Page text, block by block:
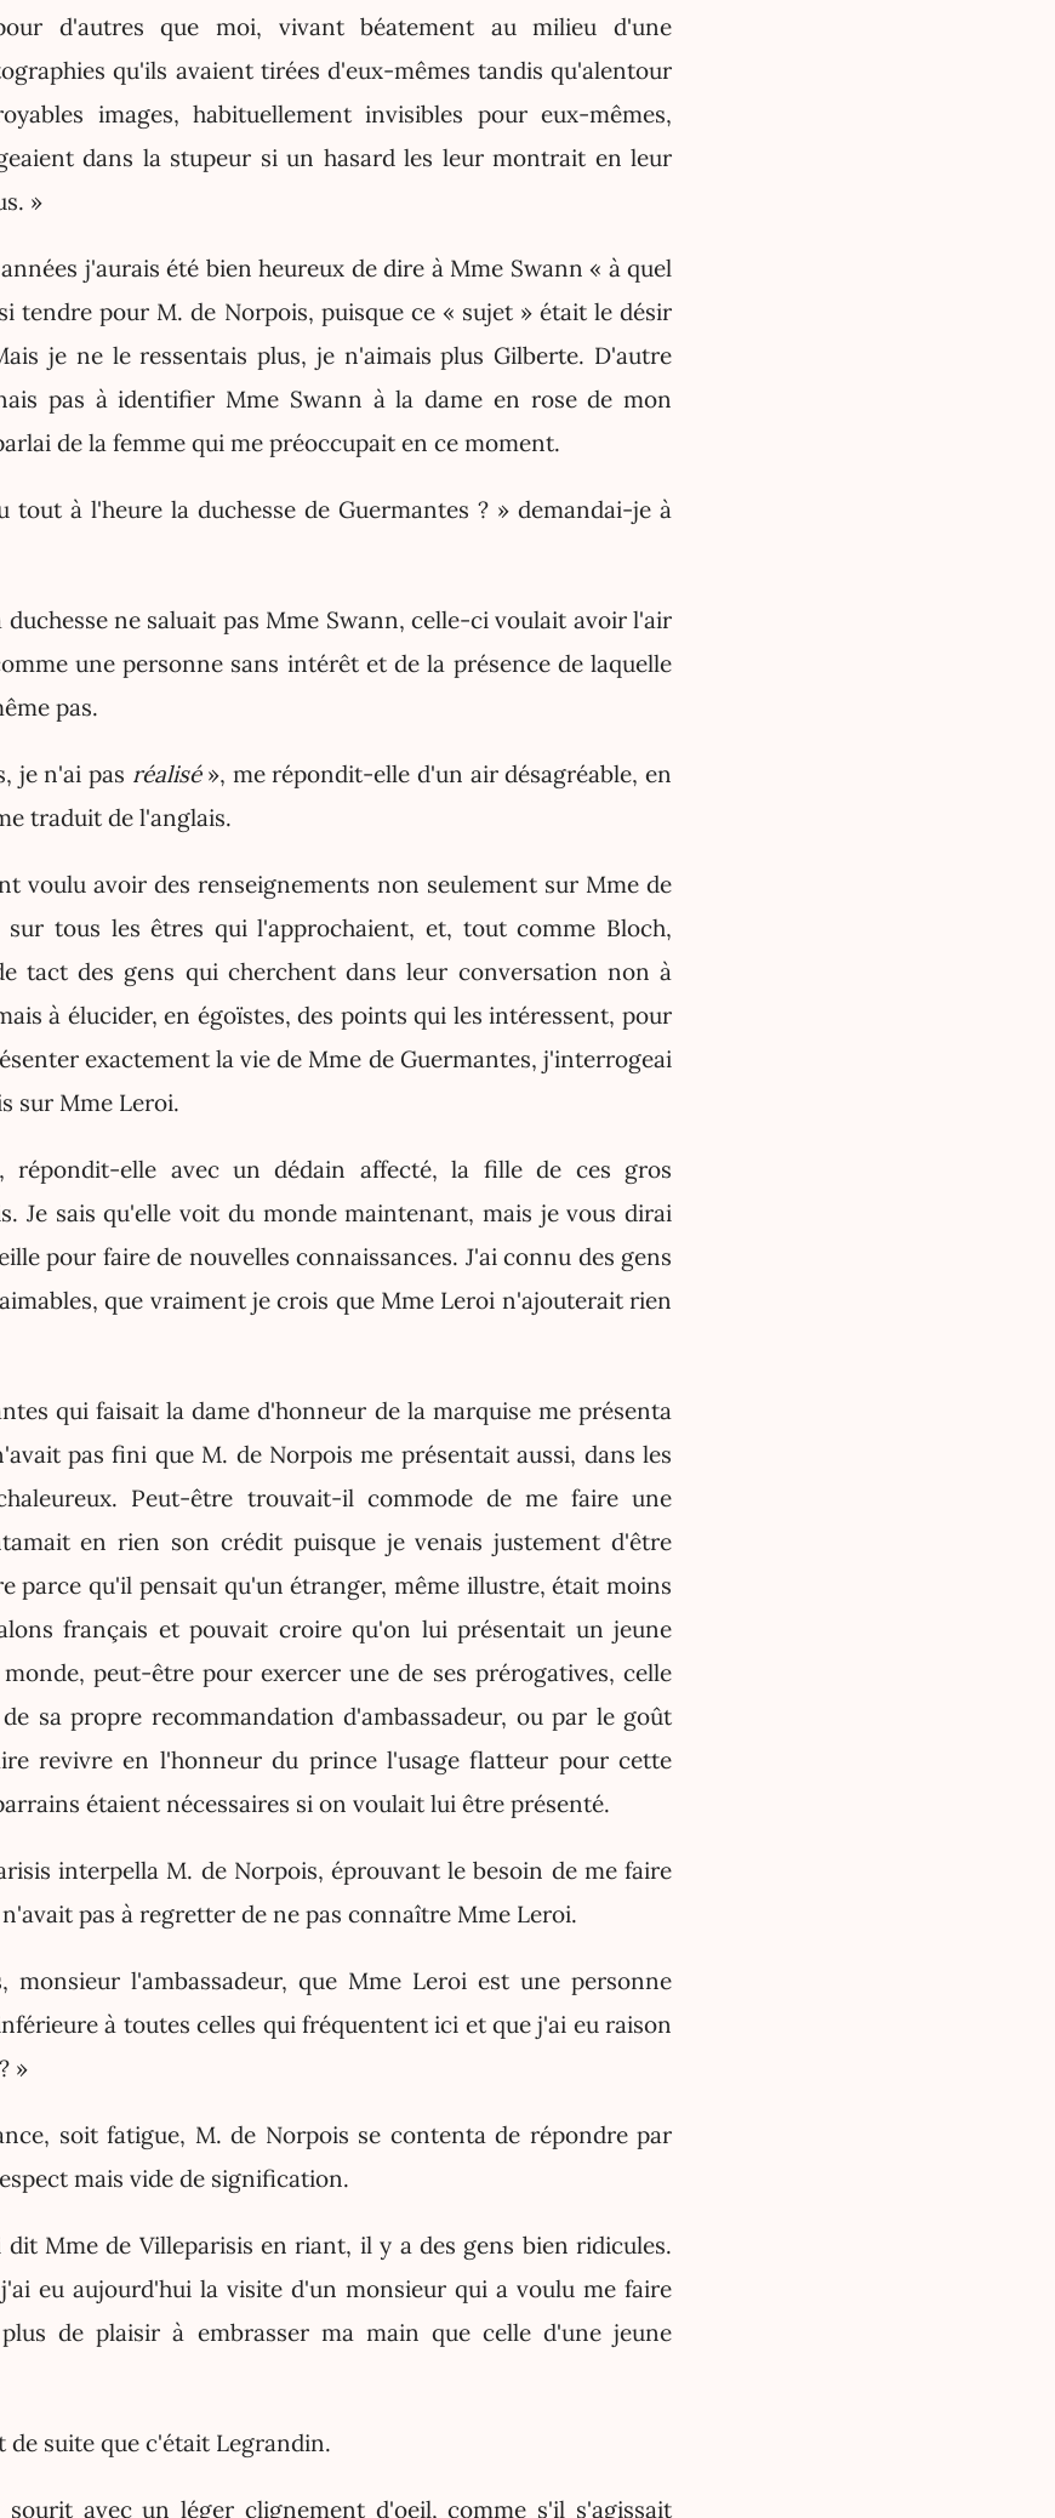
d'autres que moi, vivant béatement au milieu d'une
qu'ils avaient tirées d'eux-mêmes tandis qu'alentour
images, habituellement invisibles pour eux-mêmes,
dans la stupeur si un hasard les leur montrait en leur
»
j'aurais été bien heureux de dire à Mme Swann « à quel
tendre pour M. de Norpois, puisque ce « sujet » était le désir
je ne le ressentais plus, je n'aimais plus Gilberte. D'autre
pas à identifier Mme Swann à la dame en rose de mon
de la femme qui me préoccupait en ce moment.
tout à l'heure la duchesse de Guermantes ? » demandai-je à
duchesse ne saluait pas Mme Swann, celle-ci voulait avoir l'air
une personne sans intérêt et de la présence de laquelle
pas.
je n'ai pas réalisé», me répondit-elle d'un air désagréable, en
traduit de l'anglais.
voulu avoir des renseignements non seulement sur Mme de
sur tous les êtres qui l'approchaient, et, tout comme Bloch,
tact des gens qui cherchent dans leur conversation non à
à élucider, en égoïstes, des points qui les intéressent, pour
exactement la vie de Mme de Guermantes, j'interrogeai
sur Mme Leroi.
répondit-elle avec un dédain affecté, la fille de ces gros
Je sais qu'elle voit du monde maintenant, mais je vous dirai
pour faire de nouvelles connaissances. J'ai connu des gens
que vraiment je crois que Mme Leroi n'ajouterait rien
qui faisait la dame d'honneur de la marquise me présenta
pas fini que M. de Norpois me présentait aussi, dans les
Peut-être trouvait-il commode de me faire une
en rien son crédit puisque je venais justement d'être
parce qu'il pensait qu'un étranger, même illustre, était moins
français et pouvait croire qu'on lui présentait un jeune
peut-être pour exercer une de ses prérogatives, celle
sa propre recommandation d'ambassadeur, ou par le goût
revivre en l'honneur du prince l'usage flatteur pour cette
étaient nécessaires si on voulait lui être présenté.
interpella M. de Norpois, éprouvant le besoin de me faire
pas à regretter de ne pas connaître Mme Leroi.
monsieur l'ambassadeur, que Mme Leroi est une personne
à toutes celles qui fréquentent ici et que j'ai eu raison
»
soit fatigue, M. de Norpois se contenta de répondre par
mais vide de signification.
dit Mme de Villeparisis en riant, il y a des gens bien ridicules.
eu aujourd'hui la visite d'un monsieur qui a voulu me faire
de plaisir à embrasser ma main que celle d'une jeune
de suite que c'était Legrandin.
sourit avec un léger clignement d'oeil, comme s'il s'agissait